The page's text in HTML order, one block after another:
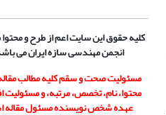
کلیه حقوق این سایت اعم از طرح و محتوا
انجمن مهندسی سازه ایران می
مسئولیت صحت و سقم کلیه مطالب
محتوا، نام، تخصص، مرتبه، و مسئولیت
عهده شخص نویسنده مسئول